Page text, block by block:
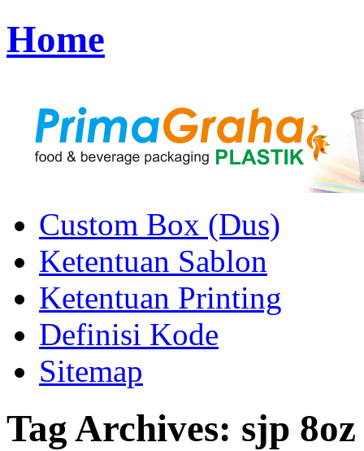
Home
Custom Box (Dus)
Ketentuan Sablon
Ketentuan Printing
Definisi Kode
Sitemap
Tag Archives: sjp 8oz